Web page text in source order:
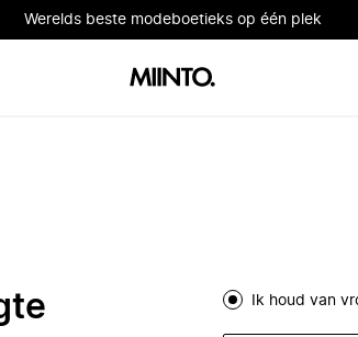
Werelds beste modeboetieks op één plek
Ik houd van